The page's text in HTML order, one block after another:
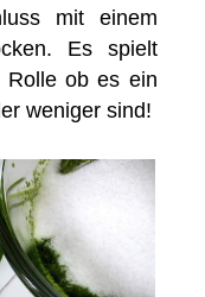
mit einem
Es spielt
Rolle ob es ein
weniger sind!